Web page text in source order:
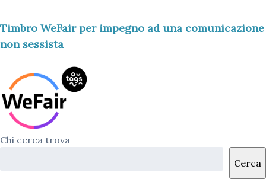
Timbro WeFair per impegno ad una comunicazione
non sessista
Chi cerca trova
Cerca